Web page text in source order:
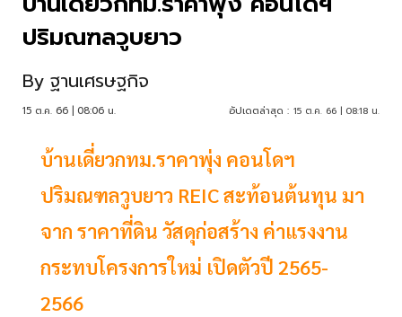
ปริมณฑลวูบยาว
By ฐานเศรษฐกิจ
15 ต.ค. 66 | 08:06 น. อัปเดตล่าสุด : 15 ต.ค. 66 | 08:18 น.
บ้านเดี่ยวกทม.ราคาพุ่ง คอนโดฯ
ปริมณฑลวูบยาว REIC สะท้อนต้นทุน มา
จาก ราคาที่ดิน วัสดุก่อสร้าง ค่าแรงงาน
กระทบโครงการใหม่ เปิดตัวปี 2565-
2566